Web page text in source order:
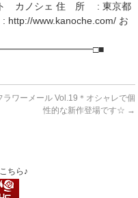
カノシェ 住 所 : 東京都
http://www.kanoche.com/ お
ラワーメール Vol.19＊オシャレで個
性的な新作登場です☆ →
ちら♪